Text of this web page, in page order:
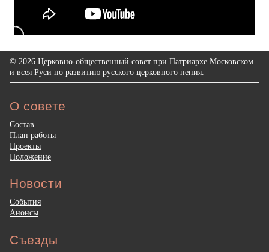
© 2026 Церковно-общественный совет при Патриархе Московском
и всея Руси по развитию русского церковного пения.
О совете
Состав
План работы
Проекты
Положение
Новости
События
Анонсы
Съезды